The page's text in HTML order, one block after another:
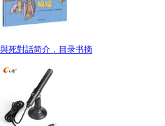
與死對話简介，目录书摘